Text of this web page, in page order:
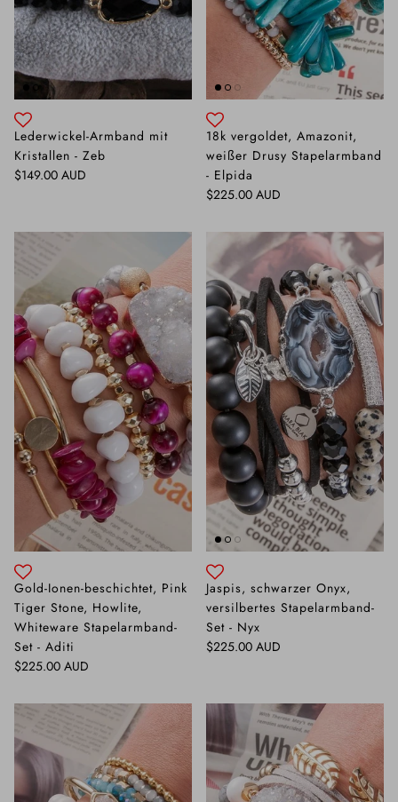
Lederwickel-Armband mit
Kristallen - Zeb
Normaler Preis
$149.00 AUD
18k vergoldet, Amazonit,
weißer Drusy Stapelarmband
- Elpida
Normaler Preis
$225.00 AUD
Gold-Ionen-beschichtet, Pink
Tiger Stone, Howlite,
Whiteware Stapelarmband-
Set - Aditi
Normaler Preis
$225.00 AUD
Jaspis, schwarzer Onyx,
versilbertes Stapelarmband-
Set - Nyx
Normaler Preis
$225.00 AUD